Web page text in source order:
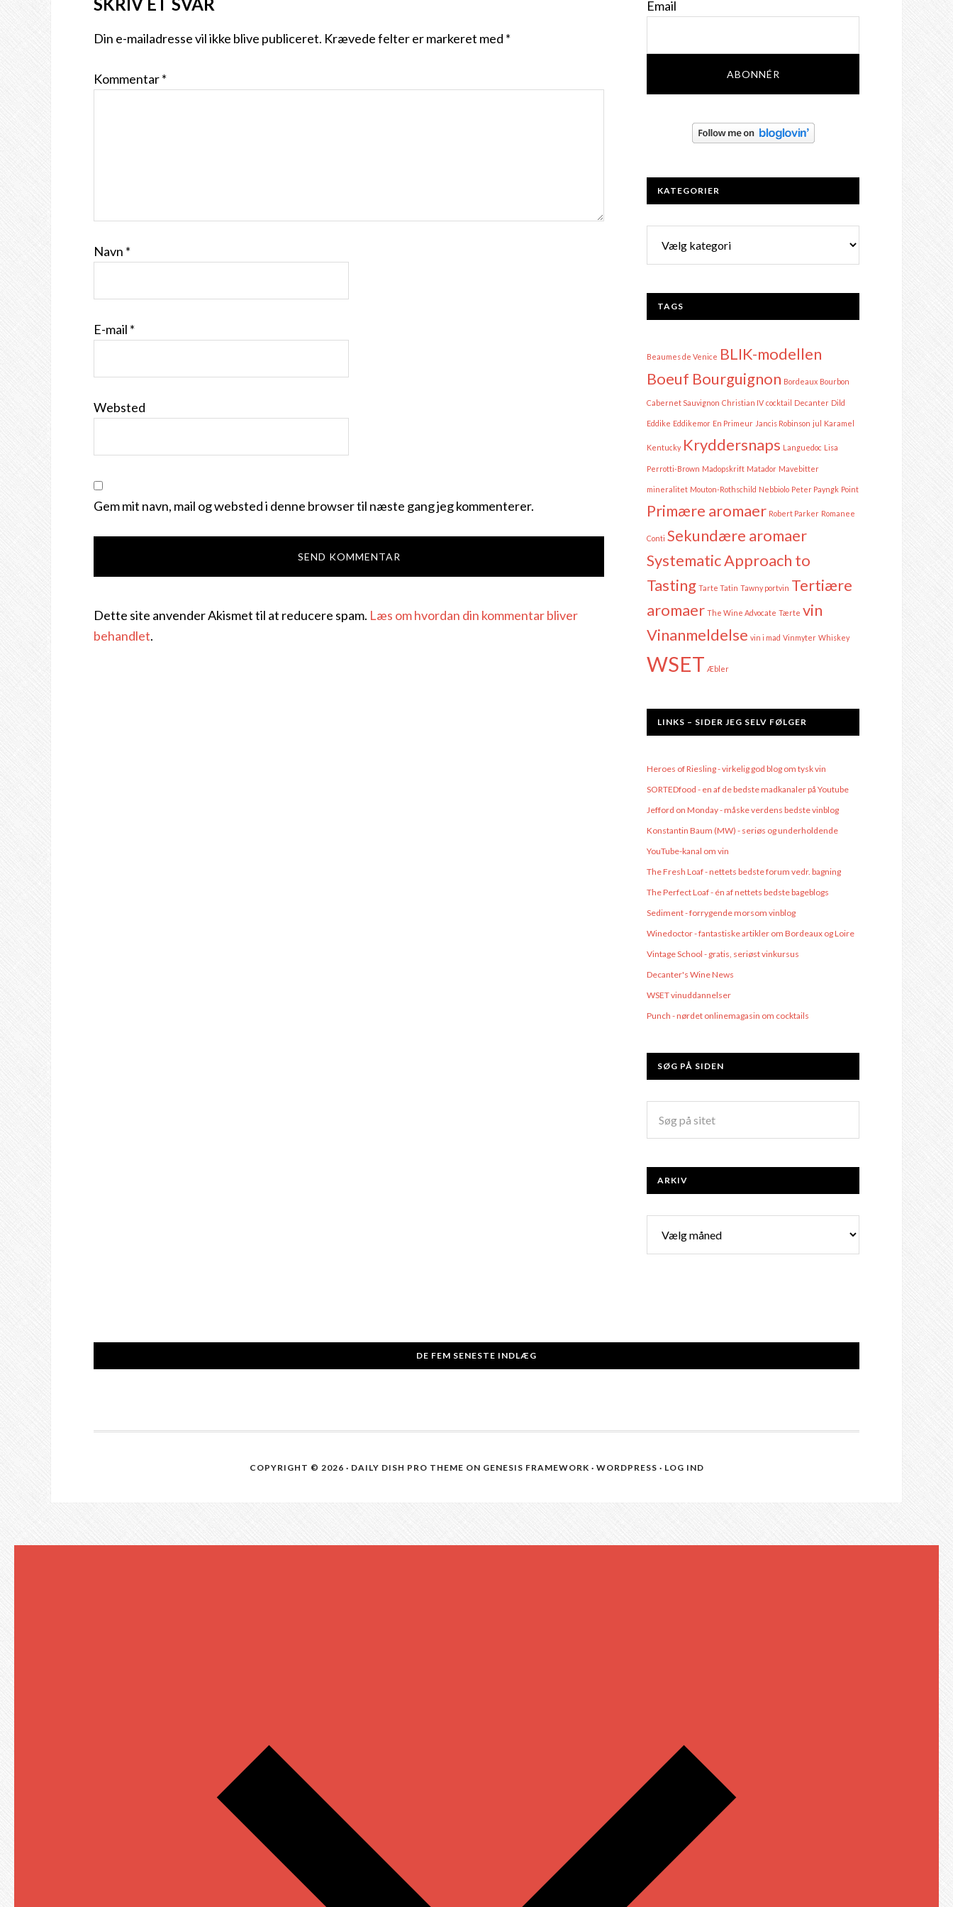
Din e-mailadresse vil ikke blive publiceret. Krævede felter er markeret med *
Kommentar*
Navn *
E-mail *
Websted
Gem mit navn, mail og websted i denne browser til næste gang jeg kommenterer.
Dette site anvender Akismet til at reducere spam. Læs om hvordan din kommentar bliver
behandlet.
Email
KATEGORIER
TAGS
Beaumes de Venice BLIK-modellen
Boeuf Bourguignon Bordeaux Bourbon
Cabernet Sauvignon Christian IV cocktail Decanter Dild
Eddike Eddikemor En Primeur Jancis Robinson jul Karamel
Kentucky Kryddersnaps Languedoc Lisa
Perrotti-Brown Madopskrift Matador Mavebitter
mineralitet Mouton-Rothschild Nebbiolo Peter Payngk Point
Primære aromaer Robert Parker Romanee
Conti Sekundære aromaer
Systematic Approach to
Tasting Tarte Tatin Tawny portvin Tertiære
aromaer The Wine Advocate Tærte vin
Vinanmeldelse vin i mad Vinmyter Whiskey
WSET Æbler
LINKS – SIDER JEG SELV FØLGER
Heroes of Riesling - virkelig god blog om tysk vin
SORTEDfood - en af de bedste madkanaler på Youtube
Jefford on Monday - måske verdens bedste vinblog
Konstantin Baum (MW) - seriøs og underholdende
YouTube-kanal om vin
The Fresh Loaf - nettets bedste forum vedr. bagning
The Perfect Loaf - én af nettets bedste bageblogs
Sediment - forrygende morsom vinblog
Winedoctor - fantastiske artikler om Bordeaux og Loire
Vintage School - gratis, seriøst vinkursus
Decanter's Wine News
WSET vinuddannelser
Punch - nørdet onlinemagasin om cocktails
SØG PÅ SIDEN
ARKIV
DE FEM SENESTE INDLÆG
COPYRIGHT © 2026 · DAILY DISH PRO THEME ON GENESIS FRAMEWORK · WORDPRESS · LOG IND